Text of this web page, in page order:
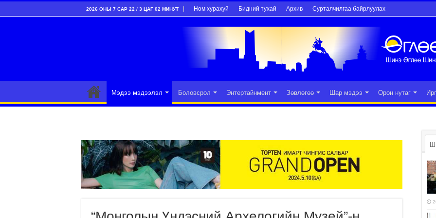
2026 ОНЫ 7 САР 22 / 3 ЦАГ 02 МИНУТ Ном хурахуй Бидний тухай Архив Сурталчилгаа байрлуулах
Мэдээ мэдээлэл Боловсрол Энтертайнмент Зөвлөгөө Шар мэдээ Орон нутаг